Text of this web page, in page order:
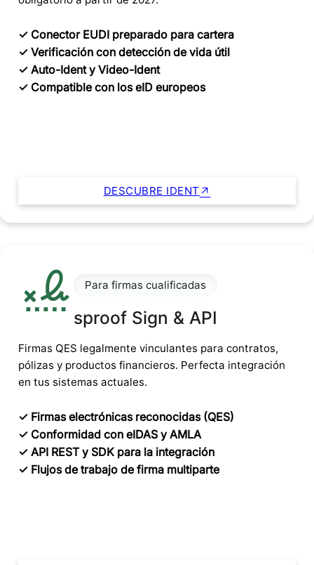
✓ Conector EUDI preparado para cartera
✓ Verificación con detección de vida útil
✓ Auto-Ident y Video-Ident
✓ Compatible con los eID europeos
DESCUBRE IDENT
Para firmas cualificadas
sproof Sign & API
Firmas QES legalmente vinculantes para contratos,
pólizas y productos financieros. Perfecta integración
en tus sistemas actuales.
✓ Firmas electrónicas reconocidas (QES)
✓ Conformidad con eIDAS y AMLA
✓ API REST y SDK para la integración
✓ Flujos de trabajo de firma multiparte